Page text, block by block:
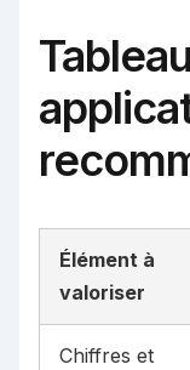
Élément à
valoriser
Chiffres et